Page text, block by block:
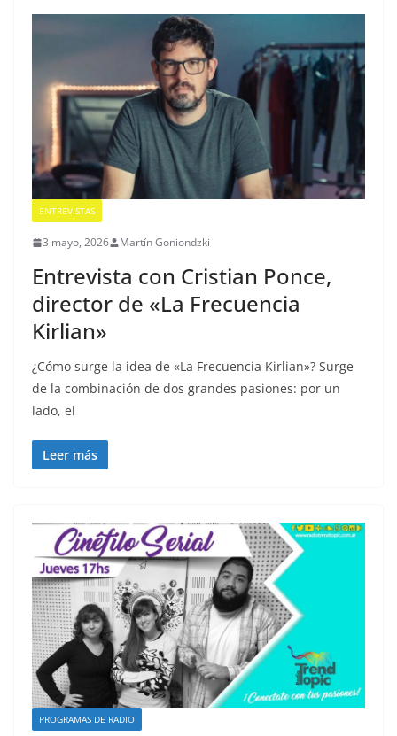
ENTREVISTAS
3 mayo, 2026 Martín Goniondzki
Entrevista con Cristian Ponce,
director de «La Frecuencia
Kirlian»
¿Cómo surge la idea de «La Frecuencia Kirlian»? Surge
de la combinación de dos grandes pasiones: por un
lado, el
Leer más
PROGRAMAS DE RADIO